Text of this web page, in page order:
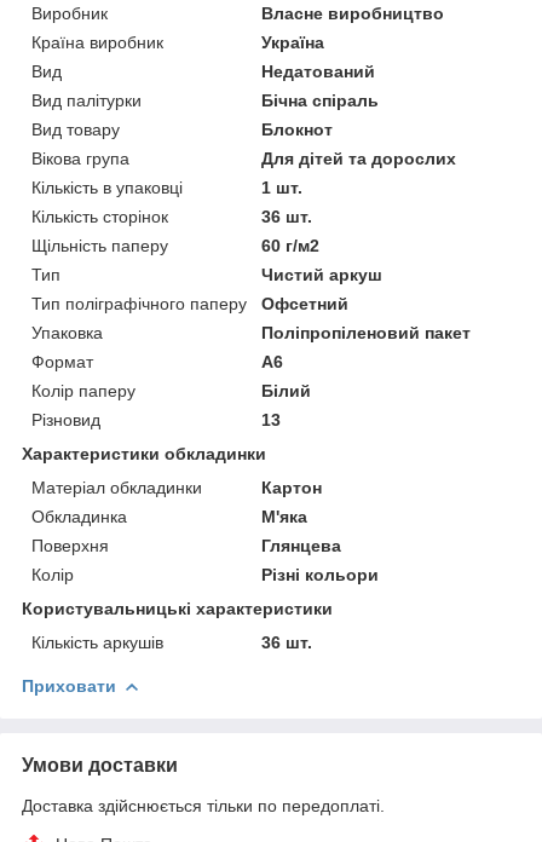
Виробник
Власне виробництво
Країна виробник
Україна
Вид
Недатований
Вид палітурки
Бічна спіраль
Вид товару
Блокнот
Вікова група
Для дітей та дорослих
Кількість в упаковці
1 шт.
Кількість сторінок
36 шт.
Щільність паперу
60 г/м2
Тип
Чистий аркуш
Тип поліграфічного паперу
Офсетний
Упаковка
Поліпропіленовий пакет
Формат
A6
Колір паперу
Білий
Різновид
13
Характеристики обкладинки
Матеріал обкладинки
Картон
Обкладинка
М'яка
Поверхня
Глянцева
Колір
Різні кольори
Користувальницькі характеристики
Кількість аркушів
36 шт.
Приховати
Умови доставки
Доставка здійснюється тільки по передоплаті.